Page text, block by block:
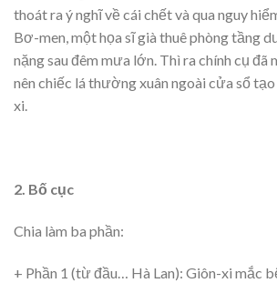
thoát ra ý nghĩ về cái chết và qua nguy
Bơ-men, một họa sĩ già thuê phòng tầng
nặng sau đêm mưa lớn. Thì ra chính cụ đã
nên chiếc lá thường xuân ngoài cửa sổ
xi.
2. Bố cục
Chia làm ba phần:
+ Phần 1 (từ đầu… Hà Lan): Giôn-xi mắc